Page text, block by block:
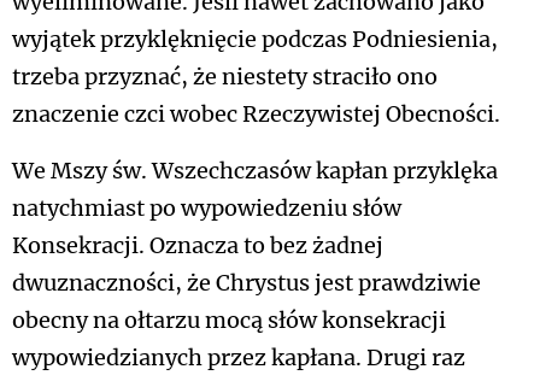
wyjątek przyklęknięcie podczas Podniesienia,
trzeba przyznać, że niestety straciło ono
znaczenie czci wobec Rzeczywistej Obecności.
We Mszy św. Wszechczasów kapłan przyklęka
natychmiast po wypowiedzeniu słów
Konsekracji. Oznacza to bez żadnej
dwuznaczności, że Chrystus jest prawdziwie
obecny na ołtarzu mocą słów konsekracji
wypowiedzianych przez kapłana. Drugi raz